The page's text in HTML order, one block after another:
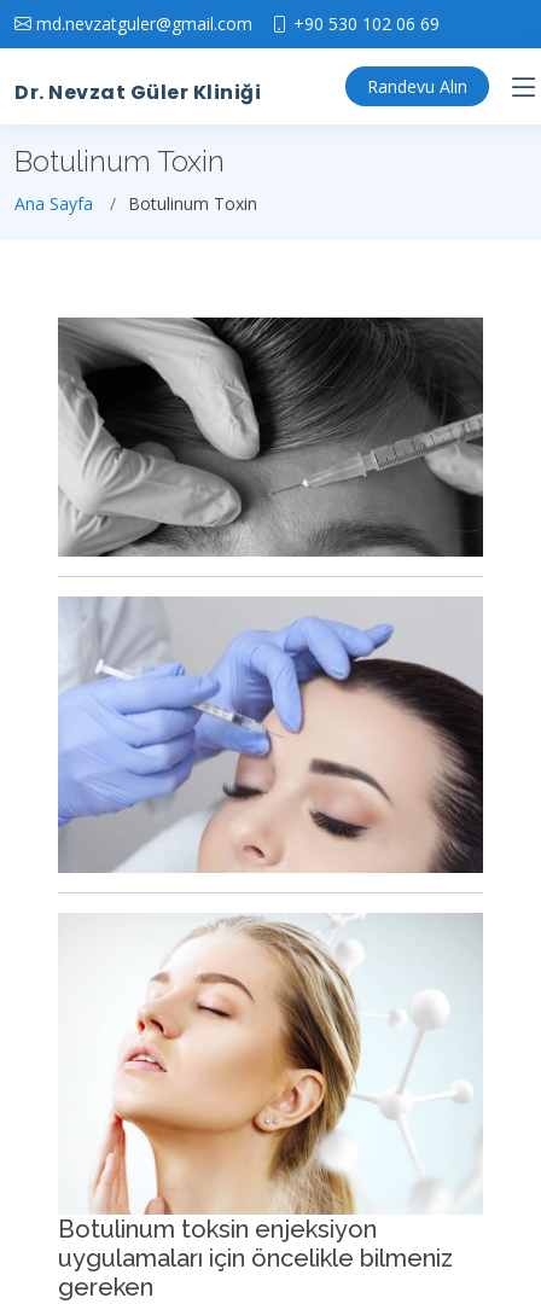
md.nevzatguler@gmail.com +90 530 102 06 69
Dr. Nevzat Güler Kliniği Randevu Alın
Botulinum Toxin
Ana Sayfa Botulinum Toxin
Botulinum toksin enjeksiyon
uygulamaları için öncelikle bilmeniz
gereken